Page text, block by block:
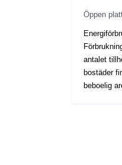
Öppen
antalet
bostäder
beboelig